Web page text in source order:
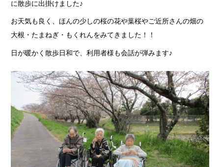
に散歩に出掛けました♪
お天気も良く、ほんの少しの桜の花や葉桜やご近所さんの畑の
大根・たまねぎ・もくれんをみてきました！！
日が暖かく散歩日和で、利用者様も会話が弾みます♪